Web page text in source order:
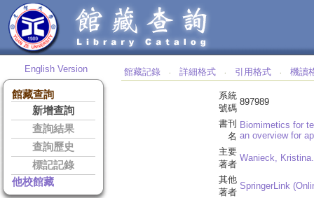
English Version
館藏查詢
新增查詢
查詢結果
查詢歷史
標記記錄
他校館藏
館藏記錄 ‧ 詳細格式 ‧ 引用格式 ‧ 機讀
系統
號碼
897989
書刊
名
Biomimetics for
an overview for
主要
著者
Wanieck, Kristina.
其他
著者
SpringerLink